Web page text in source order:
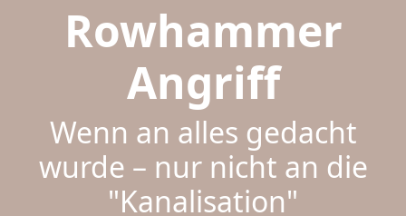
Rowhammer
Angriff
Wenn an alles gedacht
wurde – nur nicht an die
"Kanalisation"